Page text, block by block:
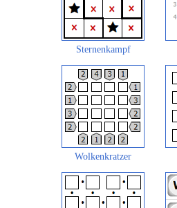
Sternenkampf
Wolkenkratzer